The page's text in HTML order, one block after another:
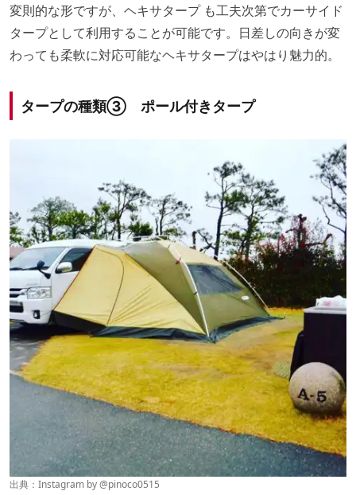
変則的な形ですが、 ヘキサタープも工夫次第でカーサイド
タープとして利用することが可能です。日差しの向きが変
わっても柔軟に対応可能なヘキサタープはやはり魅力的。
タープの種類③ ポール付きタープ
出典：Instagram by @pinoco0515